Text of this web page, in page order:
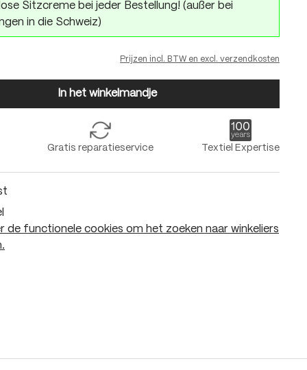
Sitzcreme bei jeder Bestellung! (außer bei
in die Schweiz)
Prijzen incl. BTW en excl. verzendkosten
In het winkelmandje
Gratis reparatieservice Textiel Expertise
de functionele cookies om het zoeken naar winkeliers